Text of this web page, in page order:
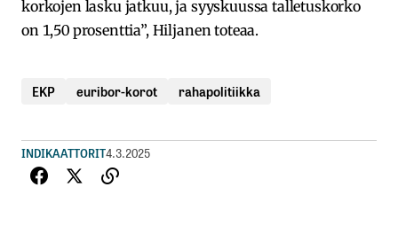
korkojen lasku jatkuu, ja syyskuussa talletuskorko
on 1,50 prosenttia”, Hiljanen toteaa.
EKP euribor-korot rahapolitiikka
INDIKAATTORIT4.3.2025